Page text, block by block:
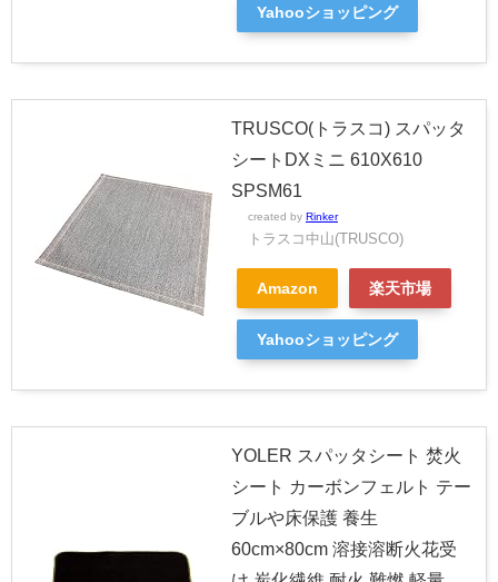
Yahooショッピング
TRUSCO(トラスコ) スパッタ
シートDXミニ 610X610
SPSM61
created by Rinker
トラスコ中山(TRUSCO)
Amazon 楽天市場
Yahooショッピング
YOLER スパッタシート 焚火
シート カーボンフェルト テー
ブルや床保護 養生
60cm×80cm 溶接溶断火花受